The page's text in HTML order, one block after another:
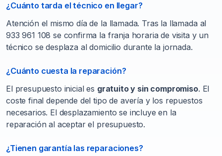
¿Cuánto tarda el técnico en llegar?
Atención el mismo día de la llamada. Tras la llamada al
933 961 108 se confirma la franja horaria de visita y un
técnico se desplaza al domicilio durante la jornada.
¿Cuánto cuesta la reparación?
El presupuesto inicial es gratuito y sin compromiso. El
coste final depende del tipo de avería y los repuestos
necesarios. El desplazamiento se incluye en la
reparación al aceptar el presupuesto.
¿Tienen garantía las reparaciones?